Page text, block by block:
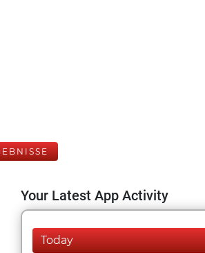
Your Latest App Activity
Today